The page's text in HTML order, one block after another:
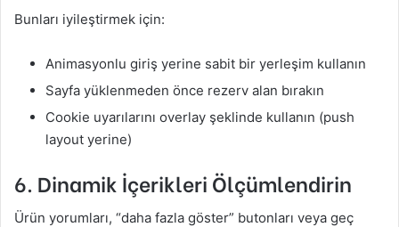
Bunları iyileştirmek için:
Animasyonlu giriş yerine sabit bir yerleşim kullanın
Sayfa yüklenmeden önce rezerv alan bırakın
Cookie uyarılarını overlay şeklinde kullanın (push
layout yerine)
6. Dinamik İçerikleri Ölçümlendirin
Ürün yorumları, “daha fazla göster” butonları veya geç